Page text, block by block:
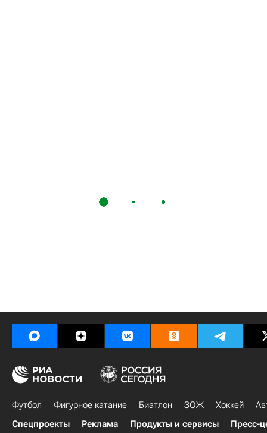
Футбол Фигурное катание Биатлон ЗОЖ Хоккей
Спецпроекты
Реклама Продукты и сервисы Пресс-